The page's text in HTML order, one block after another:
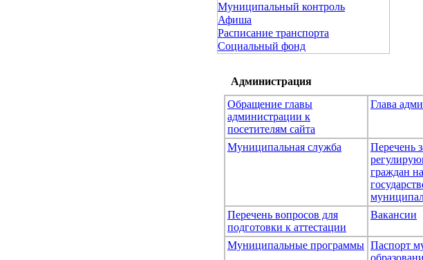
Муниципальный контроль
Афиша
Расписание транспорта
Социальный фонд
Администрация
Обращение главы
администрации к
посетителям сайта
Глава
Муниципальная служба
Перечень
граждан на
Перечень вопросов для
подготовки к аттестации
Вакансии
Муниципальные программы Паспорт